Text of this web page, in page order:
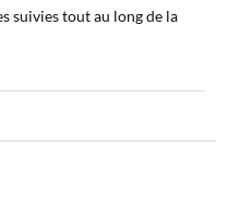
suivies tout au long de la